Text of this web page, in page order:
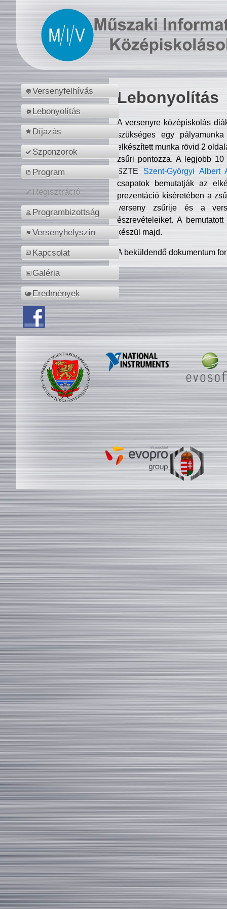
Versenyfelhívás
Lebonyolítás
Díjazás
Szponzorok
Program
Regisztráció
Programbizottság
Versenyhelyszín
Kapcsolat
Galéria
Eredmények
Lebonyolítás
A versenyre középiskolás
szükséges egy
elkészített munka rövid 2
zsűri pontozza. A legjobb
SZTE Szent-Györgyi Albert
csapatok bemutatják az
prezentáció kíséretében a
verseny zsűrije és a
észrevételeiket. A
készül majd.
A beküldendő dokumentum